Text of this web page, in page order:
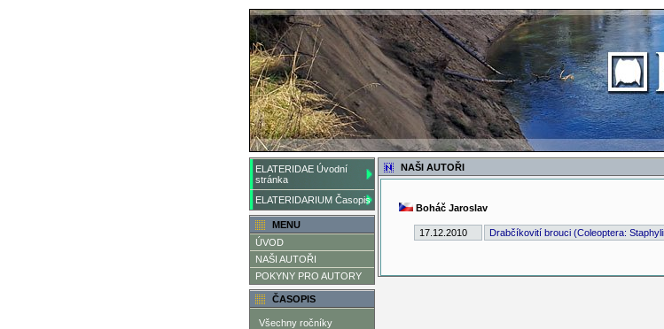
ELATERIDAE Úvodní
stránka
ELATERIDARIUM Časopis
MENU
ÚVOD
NAŠI AUTOŘI
POKYNY PRO AUTORY
ČASOPIS
Všechny ročníky
NAŠI AUTOŘI
Boháč Jaroslav
17.12.2010 Drabčíkovití brouci (Coleoptera: